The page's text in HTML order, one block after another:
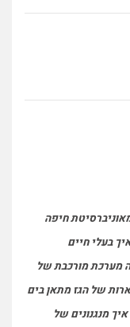
חיפה
בעלי חיים
מערכת מורכבת של
של הגז מתאן בים
מנגנונים של